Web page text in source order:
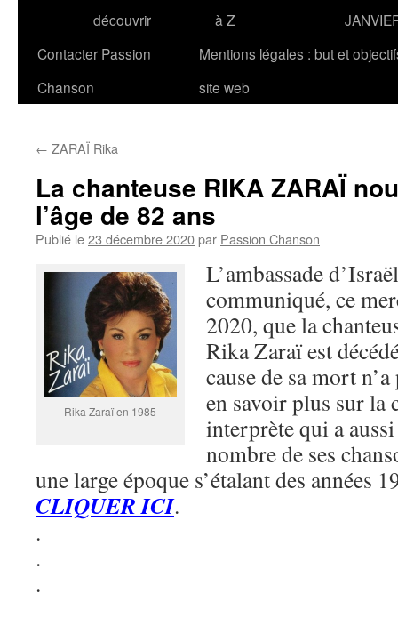
découvrir
à Z
Contacter Passion
Chanson
Mentions légales : but et
site web
← ZARAÏ Rika
La chanteuse RIKA ZARAÏ
l’âge de 82 ans
Publié le23 décembre 2020par Passion Chanson
Rika Zaraï en 1985
L’ambassade
communiqué, ce
2020, que la
Rika Zaraï est
cause de sa mort
en savoir plus sur la
interprète qui a
nombre de ses
une large époque s’étalant des années
CLIQUER ICI.
.
.
.